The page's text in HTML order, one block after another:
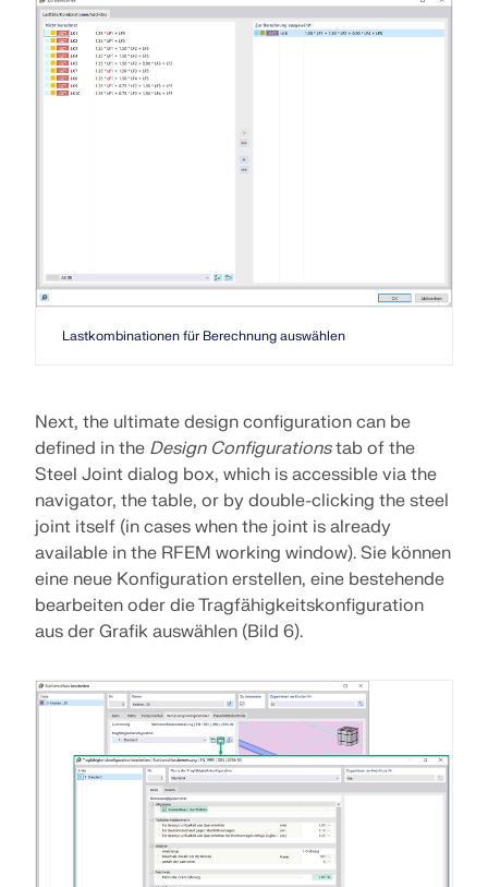
Lastkombinationen für Berechnung auswählen
Next, the ultimate design configuration can be
defined in the Design Configurationstab of the
Steel Joint dialog box, which is accessible via the
navigator, the table, or by double-clicking the steel
joint itself (in cases when the joint is already
available in the RFEM working window). Sie können
eine neue Konfiguration erstellen, eine bestehende
bearbeiten oder die Tragfähigkeitskonfiguration
aus der Grafik auswählen (Bild 6).